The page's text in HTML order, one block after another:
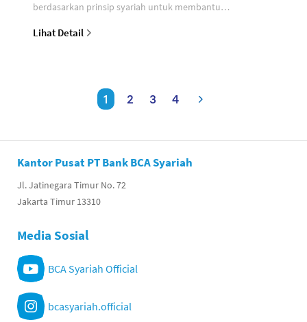
berdasarkan prinsip syariah untuk membantu
Lihat Detail
1 2 3 4
Kantor Pusat PT Bank BCA Syariah
Jl. Jatinegara Timur No. 72
Jakarta Timur 13310
Media Sosial
BCA Syariah Official
bcasyariah.official